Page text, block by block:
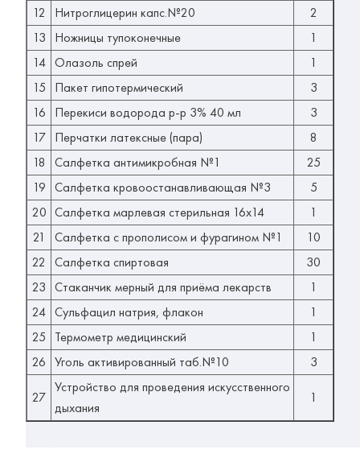
12
Нитроглицерин капс.№20
2
13
Ножницы тупоконечные
1
14 Олазоль спрей
1
15
Пакет гипотермический
3
16
Перекиси водорода р-р 3% 40 мл
3
17 Перчатки латексные (пара)
8
18
Салфетка антимикробная №1
25
19 Салфетка кровоостанавливающая №3
5
20 Салфетка марлевая стерильная 16х14
1
21
Салфетка с прополисом и фурагином №1
10
22
Салфетка спиртовая
30
23 Стаканчик мерный для приёма лекарств
1
24 Сульфацил натрия, флакон
1
25
Термометр медицинский
1
26 Уголь активированный таб.№10 3
27
Устройство для проведения искусственного
дыхания
1